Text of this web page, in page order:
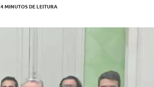
4 MINUTOS DE LEITURA